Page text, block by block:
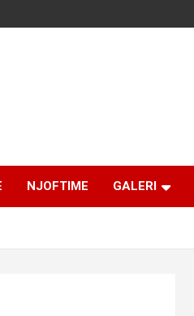
NJOFTIME GALERI